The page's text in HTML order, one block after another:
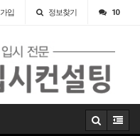
가입 정보찾기 10